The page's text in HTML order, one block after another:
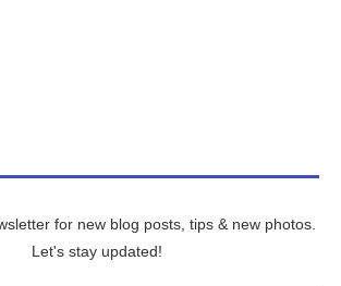
for new blog posts, tips & new photos.
Let's stay updated!